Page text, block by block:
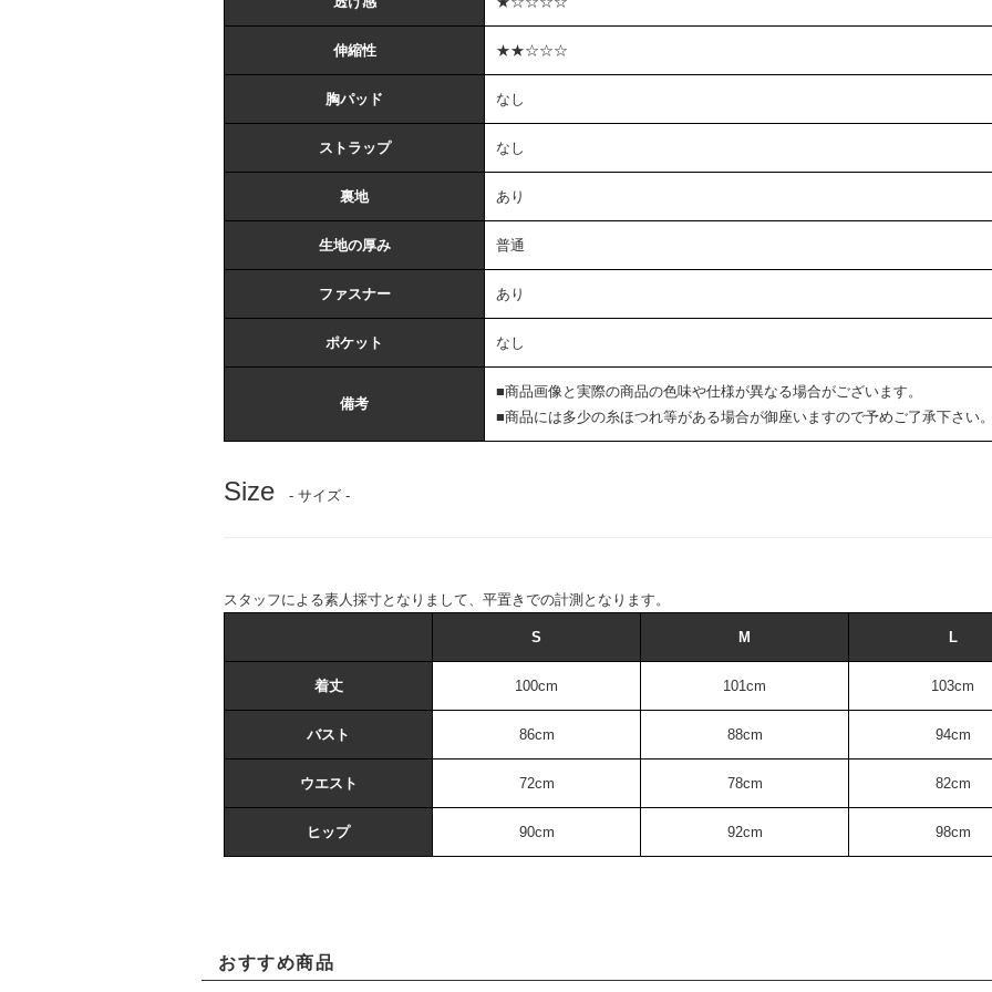
伸縮性 ★★☆☆☆
胸パッド なし
ストラップ なし
裏地 あり
生地の厚み 普通
ファスナー あり
ポケット なし
備考
■商品画像と実際の商品の色味や仕様が異なる場合がございます。
■商品には多少の糸ほつれ等がある場合が御座いますので予めご了承下さい
Size- サイズ -
スタッフによる素人採寸となりまして、平置きでの計測となります。
S M L
着丈 100cm 101cm 103cm
バスト 86cm 88cm 94cm
ウエスト 72cm 78cm 82cm
ヒップ 90cm 92cm 98cm
おすすめ商品